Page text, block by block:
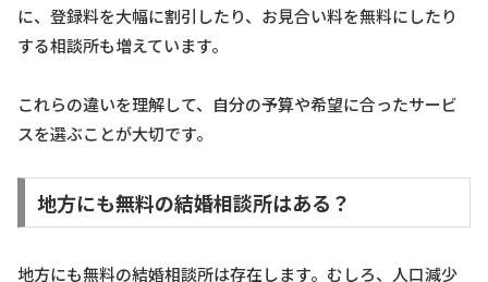
に、登録料を大幅に割引したり、お見合い料を無料にしたり
する相談所も増えています。
これらの違いを理解して、自分の予算や希望に合ったサービ
スを選ぶことが大切です。
地方にも無料の結婚相談所はある？
地方にも無料の結婚相談所は存在します。むしろ、人口減少